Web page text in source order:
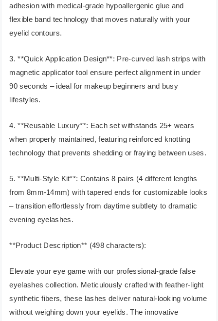
adhesion with medical-grade hypoallergenic glue and
flexible band technology that moves naturally with your
eyelid contours.
3. **Quick Application Design**: Pre-curved lash strips with
magnetic applicator tool ensure perfect alignment in under
90 seconds – ideal for makeup beginners and busy
lifestyles.
4. **Reusable Luxury**: Each set withstands 25+ wears
when properly maintained, featuring reinforced knotting
technology that prevents shedding or fraying between uses.
5. **Multi-Style Kit**: Contains 8 pairs (4 different lengths
from 8mm-14mm) with tapered ends for customizable looks
– transition effortlessly from daytime subtlety to dramatic
evening eyelashes.
**Product Description** (498 characters):
Elevate your eye game with our professional-grade false
eyelashes collection. Meticulously crafted with feather-light
synthetic fibers, these lashes deliver natural-looking volume
without weighing down your eyelids. The innovative